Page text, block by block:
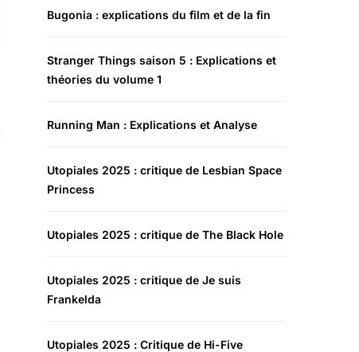
Bugonia : explications du film et de la fin
Stranger Things saison 5 : Explications et
théories du volume 1
Running Man : Explications et Analyse
Utopiales 2025 : critique de Lesbian Space
Princess
Utopiales 2025 : critique de The Black Hole
Utopiales 2025 : critique de Je suis
Frankelda
Utopiales 2025 : Critique de Hi-Five